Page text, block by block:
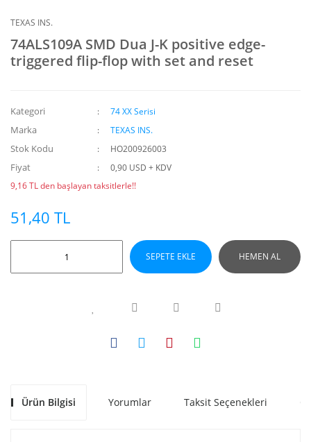
TEXAS INS.
74ALS109A SMD Dua J-K positive edge-
triggered flip-flop with set and reset
Kategori 74 XX Serisi
Marka TEXAS INS.
Stok Kodu HO200926003
Fiyat
0,90 USD + KDV
9,16 TL den başlayan taksitlerle!!
51,40 TL
SEPETE EKLE HEMEN AL
Ürün Bilgisi Yorumlar Taksit Seçenekleri